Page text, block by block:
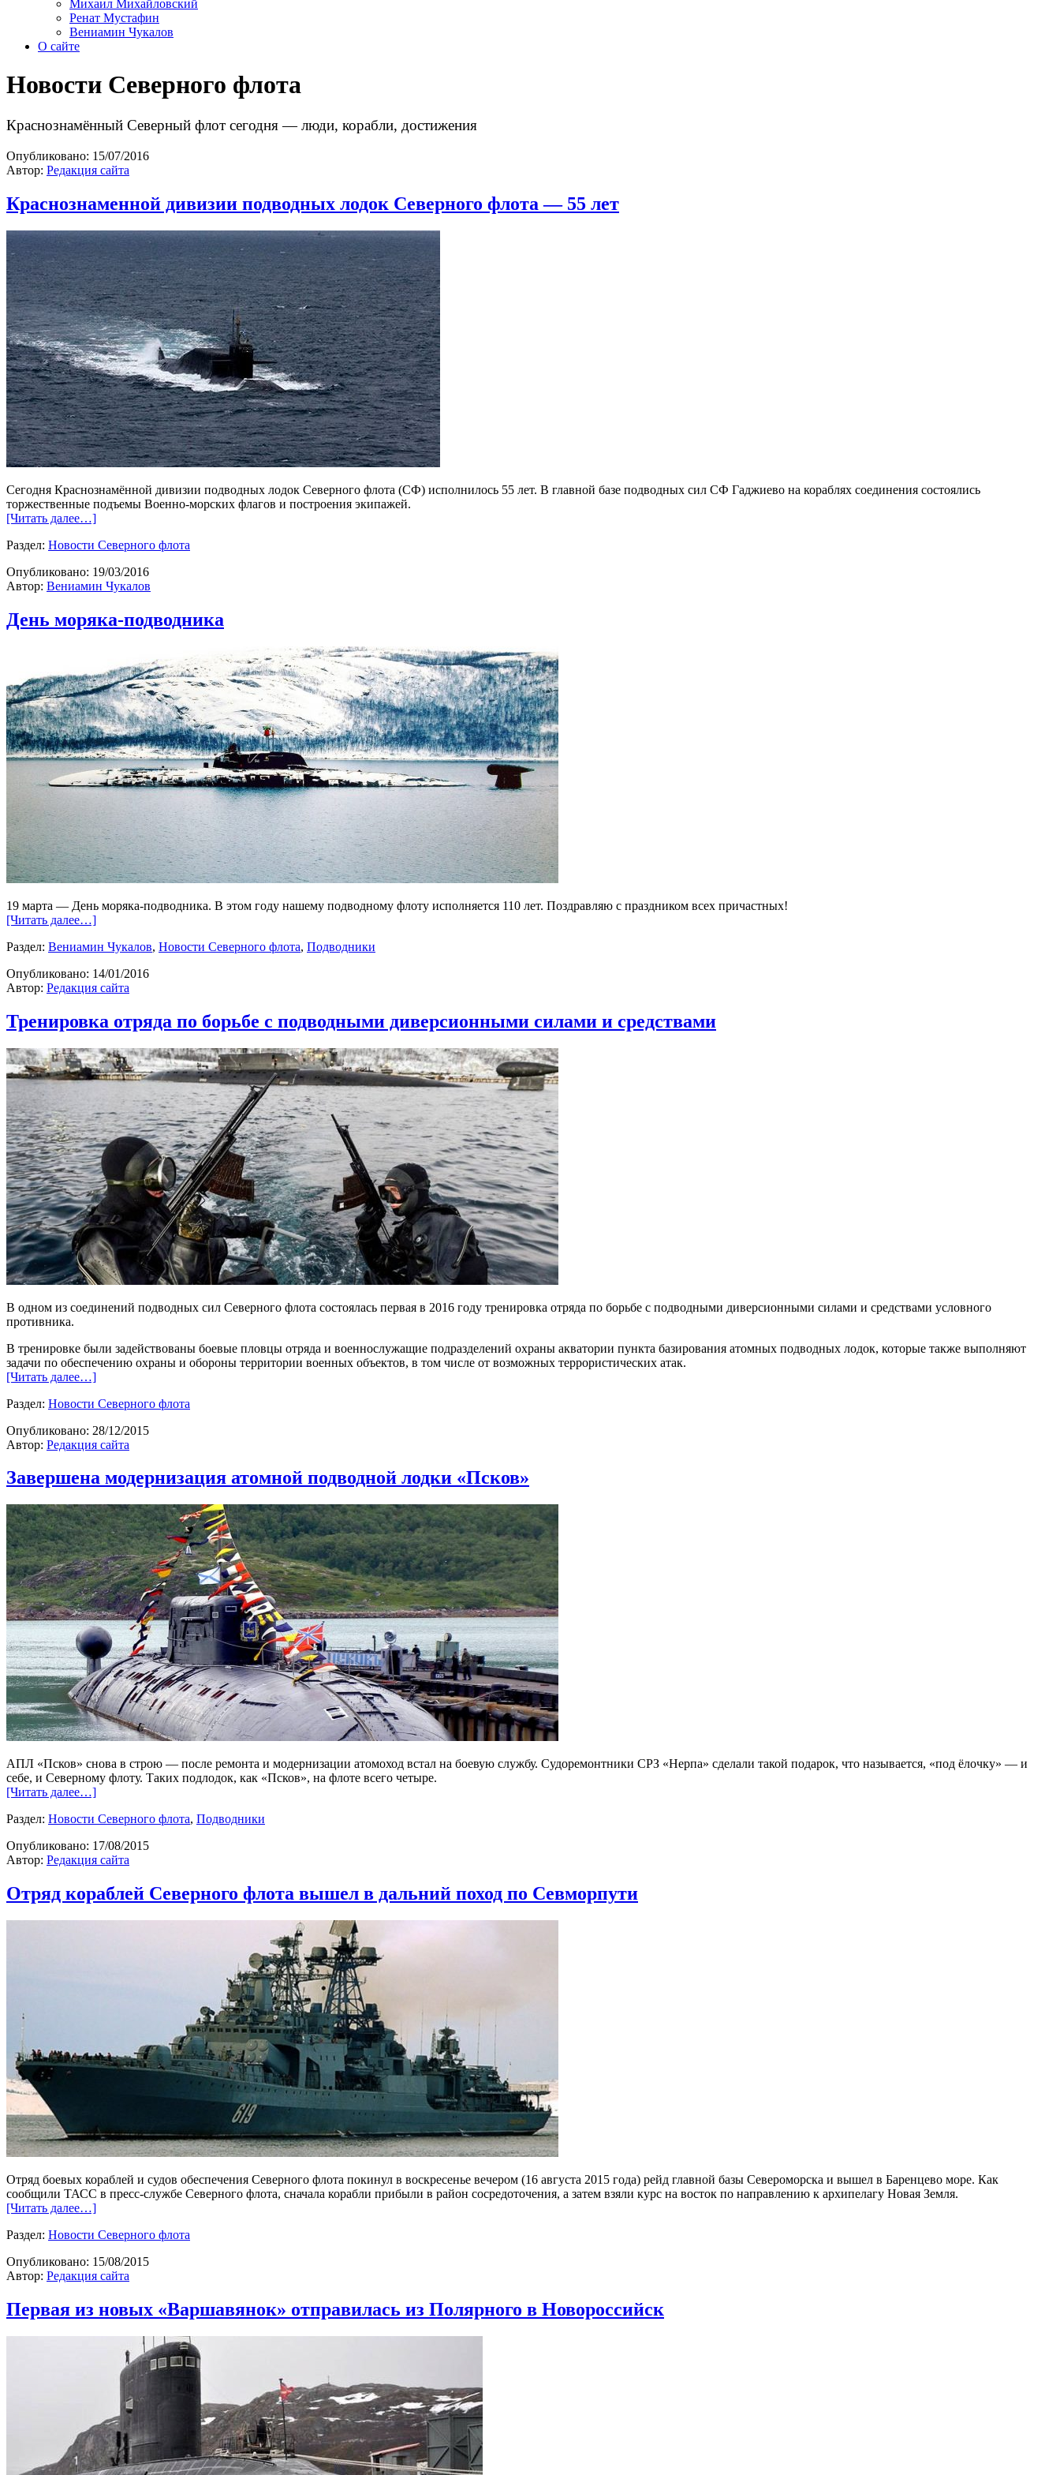
Михаил Михайловский
Ренат Мустафин
Вениамин Чукалов
О сайте
Новости Северного флота
Краснознамённый Северный флот сегодня — люди, корабли, достижения
Опубликовано: 15/07/2016
Автор: Редакция сайта
Краснознаменной дивизии подводных лодок Северного флота — 55 лет
Сегодня Краснознамённой дивизии подводных лодок Северного флота (СФ) исполнилось 55 лет. В главной базе подводных сил СФ Гаджиево на кораблях соединения состоялись
торжественные подъемы Военно-морских флагов и построения экипажей.
[Читать далее…]
Раздел: Новости Северного флота
Опубликовано: 19/03/2016
Автор: Вениамин Чукалов
День моряка-подводника
19 марта — День моряка-подводника. В этом году нашему подводному флоту исполняется 110 лет. Поздравляю с праздником всех причастных!
[Читать далее…]
Раздел: Вениамин Чукалов, Новости Северного флота, Подводники
Опубликовано: 14/01/2016
Автор: Редакция сайта
Тренировка отряда по борьбе с подводными диверсионными силами и средствами
В одном из соединений подводных сил Северного флота состоялась первая в 2016 году тренировка отряда по борьбе с подводными диверсионными силами и средствами условного
противника.
В тренировке были задействованы боевые пловцы отряда и военнослужащие подразделений охраны акватории пункта базирования атомных подводных лодок, которые также выполняют
задачи по обеспечению охраны и обороны территории военных объектов, в том числе от возможных террористических атак.
[Читать далее…]
Раздел: Новости Северного флота
Опубликовано: 28/12/2015
Автор: Редакция сайта
Завершена модернизация атомной подводной лодки «Псков»
АПЛ «Псков» снова в строю — после ремонта и модернизации атомоход встал на боевую службу. Судоремонтники СРЗ «Нерпа» сделали такой подарок, что называется, «под ёлочку» — и
себе, и Северному флоту. Таких подлодок, как «Псков», на флоте всего четыре.
[Читать далее…]
Раздел: Новости Северного флота, Подводники
Опубликовано: 17/08/2015
Автор: Редакция сайта
Отряд кораблей Северного флота вышел в дальний поход по Севморпути
Отряд боевых кораблей и судов обеспечения Северного флота покинул в воскресенье вечером (16 августа 2015 года) рейд главной базы Североморска и вышел в Баренцево море. Как
сообщили ТАСС в пресс-службе Северного флота, сначала корабли прибыли в район сосредоточения, а затем взяли курс на восток по направлению к архипелагу Новая Земля.
[Читать далее…]
Раздел: Новости Северного флота
Опубликовано: 15/08/2015
Автор: Редакция сайта
Первая из новых «Варшавянок» отправилась из Полярного в Новороссийск